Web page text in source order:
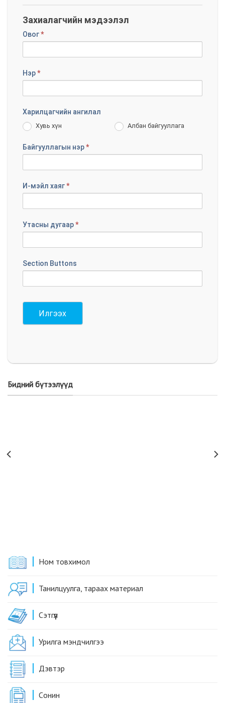
Ном товхимол
Танилцуулга, тараах материал
Сэтгүүл
Урилга мэндчилгээ
Дэвтэр
Cонин
Захиалагчийн мэдээлэл
Овог*
Нэр*
Харилцагчийн ангилал
Хувь хүн Албан байгууллага
Байгууллагын нэр*
И-мэйл хаяг*
Утасны дугаар*
Section Buttons
Илгээх
Бидний бүтээлүүд